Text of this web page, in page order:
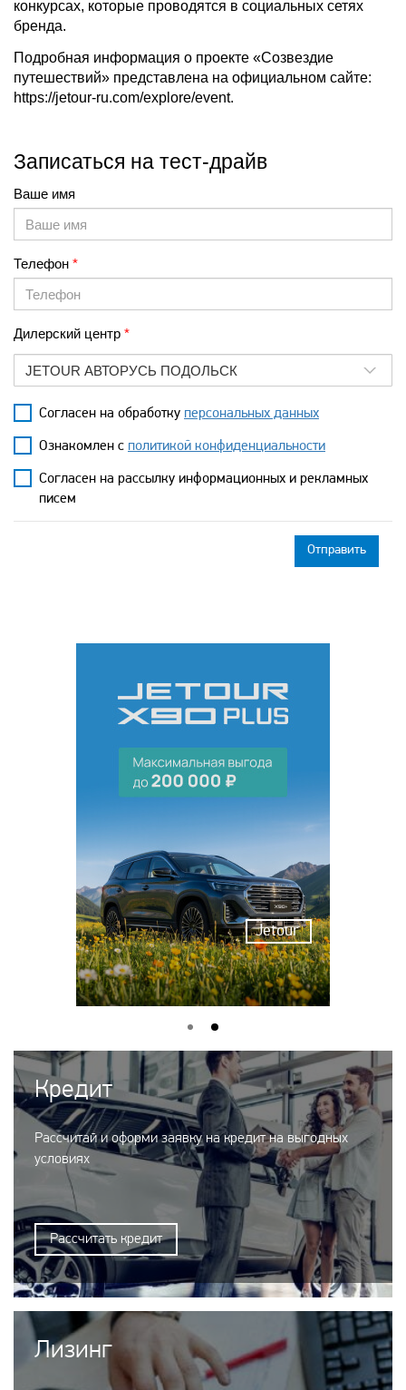
конкурсах, которые проводятся в социальных сетях
бренда.
Подробная информация о проекте «Созвездие
путешествий» представлена на официальном сайте:
https://jetour-ru.com/explore/event.
Записаться на тест-драйв
Ваше имя
Телефон
Дилерский центр
JETOUR АВТОРУСЬ ПОДОЛЬСК
Согласен на обработку персональных данных
Ознакомлен с политикой конфиденциальности
Согласен на рассылку информационных и рекламных
писем
Jetour
Кредит
Рассчитай и оформи заявку на кредит на выгодных
условиях
Рассчитать кредит
Лизинг